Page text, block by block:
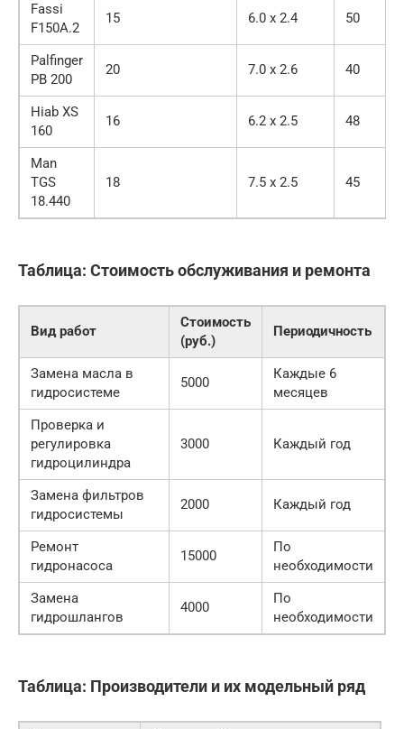
Fassi
F150A.2
15 6.0 x 2.4 50
Palfinger
PB 200
20 7.0 x 2.6 40
Hiab XS
160
16 6.2 x 2.5 48
Man
TGS
18.440
18 7.5 x 2.5 45
Таблица: Стоимость обслуживания и ремонта
Вид работ
Стоимость
(руб.)
Периодичность
Замена масла в
гидросистеме
5000
Каждые 6
месяцев
Проверка и
регулировка
гидроцилиндра
3000 Каждый год
Замена фильтров
гидросистемы
2000 Каждый год
Ремонт
гидронасоса
15000
По
необходимости
Замена
гидрошлангов
4000
По
необходимости
Таблица: Производители и их модельный ряд